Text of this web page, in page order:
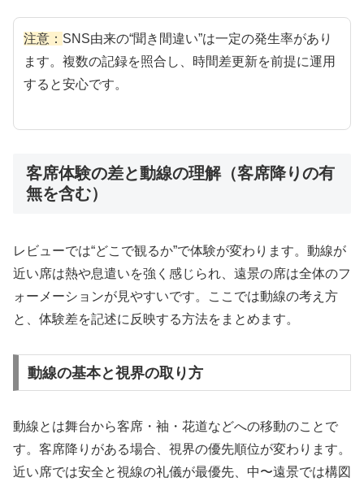
注意： SNS由来の“聞き間違い”は一定の発生率があり
ます。複数の記録を照合し、時間差更新を前提に運用
すると安心です。
客席体験の差と動線の理解（客席降りの有
無を含む）
レビューでは“どこで観るか”で体験が変わります。動線が
近い席は熱や息遣いを強く感じられ、遠景の席は全体のフ
ォーメーションが見やすいです。ここでは動線の考え方
と、体験差を記述に反映する方法をまとめます。
動線の基本と視界の取り方
動線とは舞台から客席・袖・花道などへの移動のことで
す。客席降りがある場合、視界の優先順位が変わります。
近い席では安全と視線の礼儀が最優先、中〜遠景では構図